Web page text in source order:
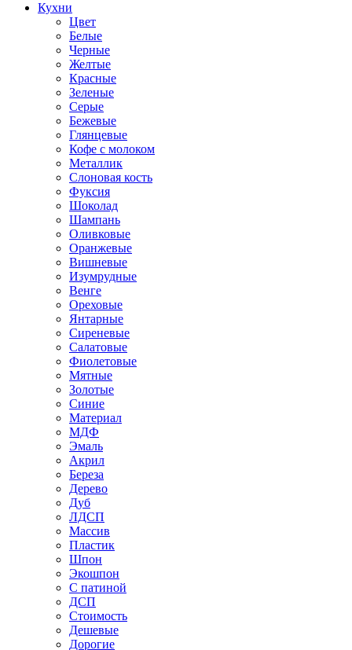
Кухни
Цвет
Белые
Черные
Желтые
Красные
Зеленые
Серые
Бежевые
Глянцевые
Кофе с молоком
Металлик
Слоновая кость
Фуксия
Шоколад
Шампань
Оливковые
Оранжевые
Вишневые
Изумрудные
Венге
Ореховые
Янтарные
Сиреневые
Салатовые
Фиолетовые
Мятные
Золотые
Синие
Материал
МДФ
Эмаль
Акрил
Береза
Дерево
Дуб
ЛДСП
Массив
Пластик
Шпон
Экошпон
С патиной
ДСП
Стоимость
Дешевые
Дорогие